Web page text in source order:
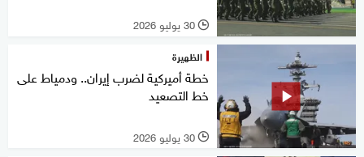
l 30 يوليو 2026
الظهيرة
خطة أميركية لضرب إيران.. ودمياط على
خط التصعيد
l 30 يوليو 2026